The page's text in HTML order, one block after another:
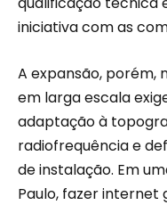
iniciativa com as
A expansão, porém,
em larga escala
adaptação à
radiofrequência e
de instalação. Em
Paulo, fazer